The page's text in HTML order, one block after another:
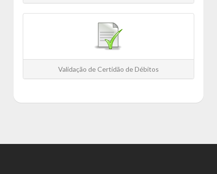
Validação de Certidão de Débitos